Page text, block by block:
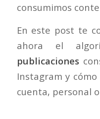
consumimos
En este post te
ahora el
publicaciones
Instagram y
cuenta, personal